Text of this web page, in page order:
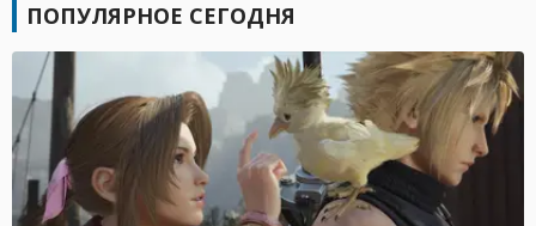
ПОПУЛЯРНОЕ СЕГОДНЯ